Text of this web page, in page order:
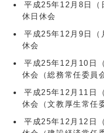
平成25年12月8日（
休日休会
平成25年12月9日（
休会
平成25年12月10日（
休会（総務常任委員
平成25年12月11日（
休会（文教厚生常任
平成25年12月12日（